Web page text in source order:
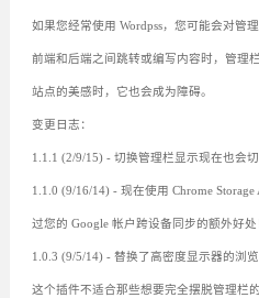
如果您经常使用 Wordpss，您可能会对管
前端和后端之间跳转或编写内容时，管理
站点的美感时，它也会成为障碍。
变更日志：
1.1.1 (2/9/15) - 切换管理栏显示现在也会
1.1.0 (9/16/14) - 现在使用 Chrome
过您的 Google 帐户跨设备同步的额外好处
1.0.3 (9/5/14) - 替换了高密度显示器的浏
这个插件不适合那些想要完全摆脱管理栏